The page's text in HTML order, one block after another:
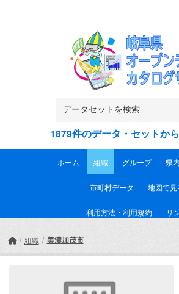
1879件のデータ・セットか
ホーム 組織 グループ 県
市町村データ 地図で見
利用方法・利用規約 リ
組織 美濃加茂市